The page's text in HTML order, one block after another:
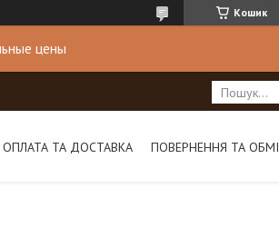
Кошик
цены
ОПЛАТА ТА ДОСТАВКА ПОВЕРНЕННЯ ТА